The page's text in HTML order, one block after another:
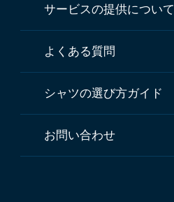
サービスの提供について
よくある質問
シャツの選び方ガイド
お問い合わせ